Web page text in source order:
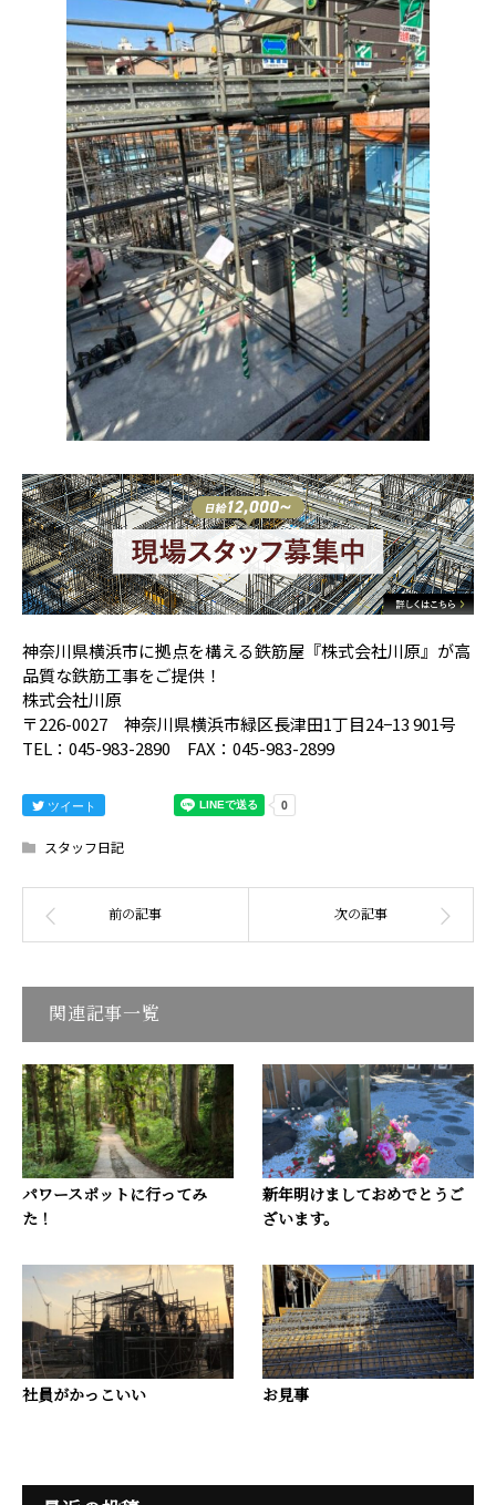
神奈川県横浜市に拠点を構える鉄筋屋『株式会社川原』が高
品質な鉄筋工事をご提供！
株式会社川原
〒226-0027 神奈川県横浜市緑区長津田1丁目24−13 901号
TEL：045-983-2890 FAX：045-983-2899
ツイート
スタッフ日記
関連記事一覧
パワースポットに行ってみ
た！
新年明けましておめでとうご
ざいます。
社員がかっこいい お見事